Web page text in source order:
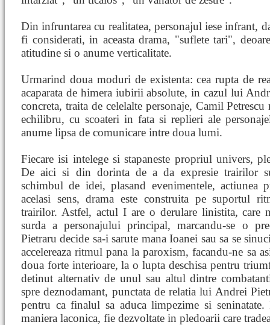
Din infruntarea cu realitatea, personajul iese infrant,
fi considerati, in aceasta drama, "suflete tari",
atitudine si o anume verticalitate.
Urmarind doua moduri de existenta: cea rupta de
acaparata de himera iubirii absolute, in cazul lui
concreta, traita de celelalte personaje, Camil Petrescu
echilibru, cu scoateri in fata si replieri ale
anume lipsa de comunicare intre doua lumi.
Fiecare isi intelege si stapaneste propriul univers,
De aici si din dorinta de a da expresie trairilor
schimbul de idei, plasand evenimentele, actiunea
acelasi sens, drama este construita pe suportul
trairilor. Astfel, actul I are o derulare linistita, care
surda a personajului principal, marcandu-se o
Pietraru decide sa-i sarute mana Ioanei sau sa se
accelereaza ritmul pana la paroxism, facandu-ne sa
doua forte interioare, la o lupta deschisa pentru
detinut alternativ de unul sau altul dintre
spre deznodamant, punctata de relatia lui Andrei
pentru ca finalul sa aduca limpezime si
maniera laconica, fie dezvoltate in pledoarii care